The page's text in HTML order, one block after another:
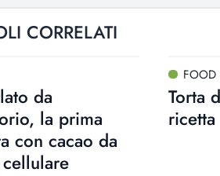
CORRELATI
da
la prima
con cacao da
FOOD
Torta
ricetta